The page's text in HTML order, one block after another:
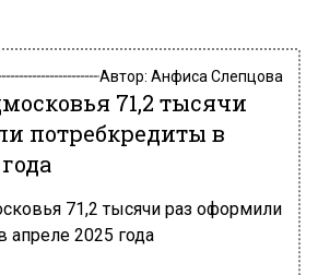
Автор: Анфиса Слепцова
71,2 тысячи
потребкредиты в